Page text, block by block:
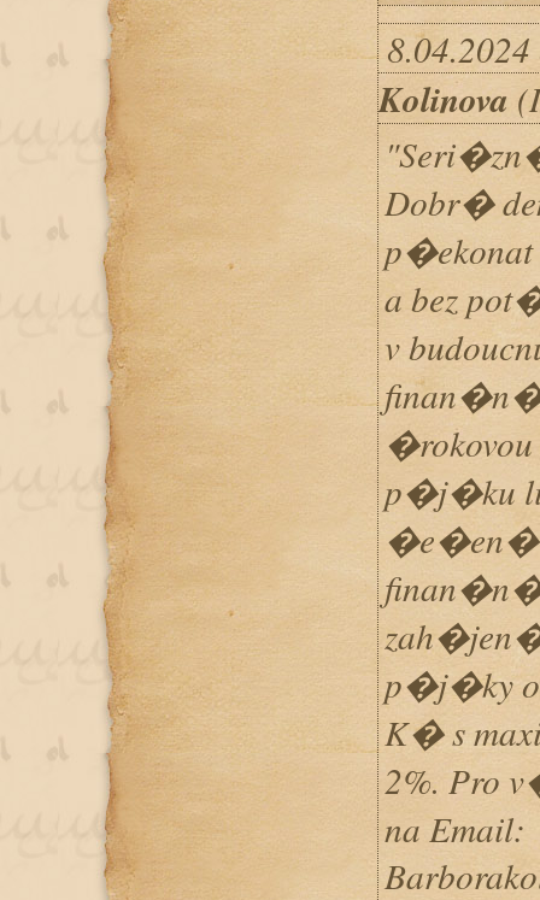
Kolinova
Dobr�
a bez
v
finan�n�
p�j�ku
�e�en�
p�j�ky
K� s
2%. Pro
na Email: